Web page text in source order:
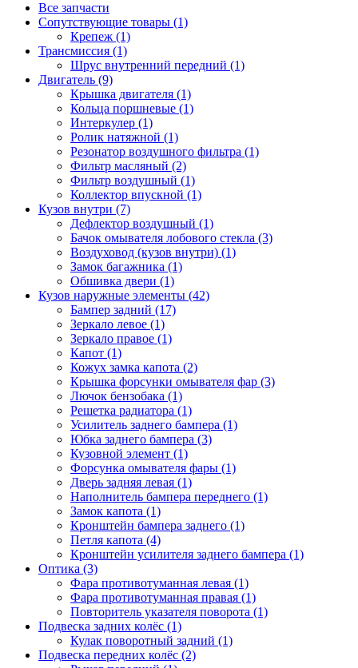
Все запчасти
Сопутствующие товары (1)
Крепеж (1)
Трансмиссия (1)
Шрус внутренний передний (1)
Двигатель (9)
Крышка двигателя (1)
Кольца поршневые (1)
Интеркулер (1)
Ролик натяжной (1)
Резонатор воздушного фильтра (1)
Фильтр масляный (2)
Фильтр воздушный (1)
Коллектор впускной (1)
Кузов внутри (7)
Дефлектор воздушный (1)
Бачок омывателя лобового стекла (3)
Воздуховод (кузов внутри) (1)
Замок багажника (1)
Обшивка двери (1)
Кузов наружные элементы (42)
Бампер задний (17)
Зеркало левое (1)
Зеркало правое (1)
Капот (1)
Кожух замка капота (2)
Крышка форсунки омывателя фар (3)
Лючок бензобака (1)
Решетка радиатора (1)
Усилитель заднего бампера (1)
Юбка заднего бампера (3)
Кузовной элемент (1)
Форсунка омывателя фары (1)
Дверь задняя левая (1)
Наполнитель бампера переднего (1)
Замок капота (1)
Кронштейн бампера заднего (1)
Петля капота (4)
Кронштейн усилителя заднего бампера (1)
Оптика (3)
Фара противотуманная левая (1)
Фара противотуманная правая (1)
Повторитель указателя поворота (1)
Подвеска задних колёс (1)
Кулак поворотный задний (1)
Подвеска передних колёс (2)